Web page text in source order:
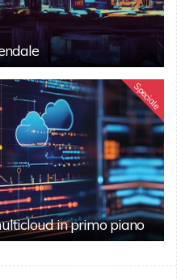
Speciale
in primo piano